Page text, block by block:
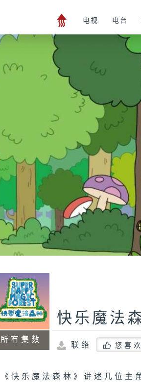
电视 电台
所有集数
快乐魔法
联络 您喜
《快乐魔法森林》讲述几位